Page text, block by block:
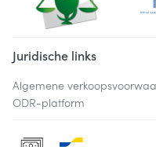
Juridische links
Algemene
ODR-platform